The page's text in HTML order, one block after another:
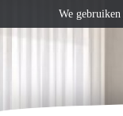
We gebruiken